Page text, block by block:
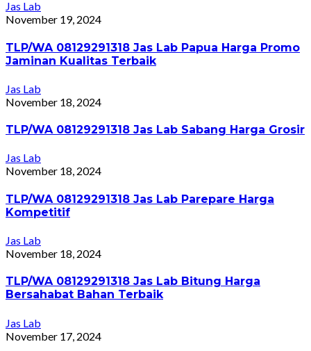
Jas Lab
November 19, 2024
TLP/WA 08129291318 Jas Lab Papua Harga Promo
Jaminan Kualitas Terbaik
Jas Lab
November 18, 2024
TLP/WA 08129291318 Jas Lab Sabang Harga Grosir
Jas Lab
November 18, 2024
TLP/WA 08129291318 Jas Lab Parepare Harga
Kompetitif
Jas Lab
November 18, 2024
TLP/WA 08129291318 Jas Lab Bitung Harga
Bersahabat Bahan Terbaik
Jas Lab
November 17, 2024